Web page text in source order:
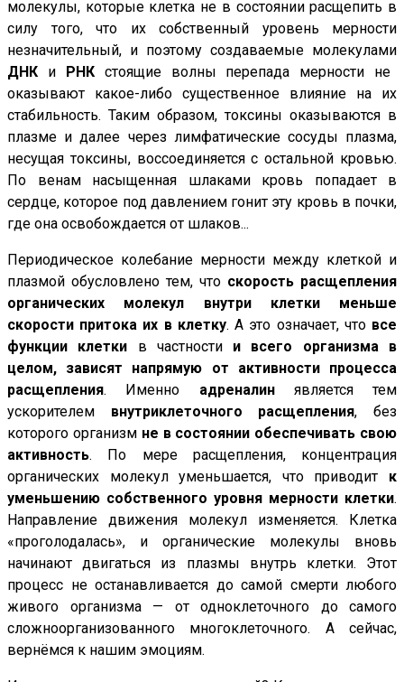
молекулы, которые клетка не в состоянии расщепить в
силу того, что их собственный уровень мерности
незначительный, и поэтому создаваемые молекулами
ДНК иРНКстоящие волны перепада мерности не
оказывают какое-либо существенное влияние на их
стабильность. Таким образом, токсины оказываются в
плазме и далее через лимфатические сосуды плазма,
несущая токсины, воссоединяется с остальной кровью.
По венам насыщенная шлаками кровь попадает в
сердце, которое под давлением гонит эту кровь в почки,
где она освобождается от шлаков...
Периодическое колебание мерности между клеткой и
плазмой обусловлено тем, что скорость расщепления
органических молекул внутри клетки меньше
скорости притока их в клетку. А это означает, что все
функции клетки в частности и всего организма в
целом, зависят напрямую от активности процесса
расщепления. Именно адреналинявляется тем
ускорителем внутриклеточного расщепления, без
которого организм не в состоянии обеспечивать свою
активность. По мере расщепления, концентрация
органических молекул уменьшается, что приводит к
уменьшению собственного уровня мерности клетки.
Направление движения молекул изменяется. Клетка
«проголодалась», и органические молекулы вновь
начинают двигаться из плазмы внутрь клетки. Этот
процесс не останавливается до самой смерти любого
живого организма — от одноклеточного до самого
сложноорганизованного многоклеточного. А сейчас,
вернёмся к нашим эмоциям.